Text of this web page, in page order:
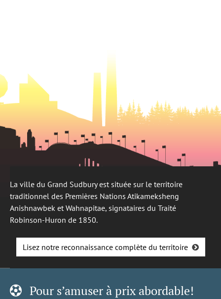
La ville du Grand Sudbury est située sur le territoire
traditionnel des Premières Nations Atikameksheng
Anishnawbek et Wahnapitae, signataires du Traité
Robinson-Huron de 1850.
Lisez notre reconnaissance complète du territoire
Pour s’amuser à prix abordable!